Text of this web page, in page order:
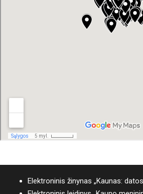
Elektroninis žinynas „Kaunas: